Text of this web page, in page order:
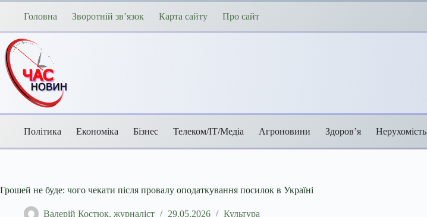
Перейти
Головна Зворотній зв’язок Карта сайту Про сайт
Політика Економіка Бізнес Телеком/ІТ/Медіа Агроновини Здоров’я Нерухомість
Грошей не буде: чого чекати після провалу оподаткування посилок в Україні
Валерій Костюк, журналіст 29.05.2026 Культура